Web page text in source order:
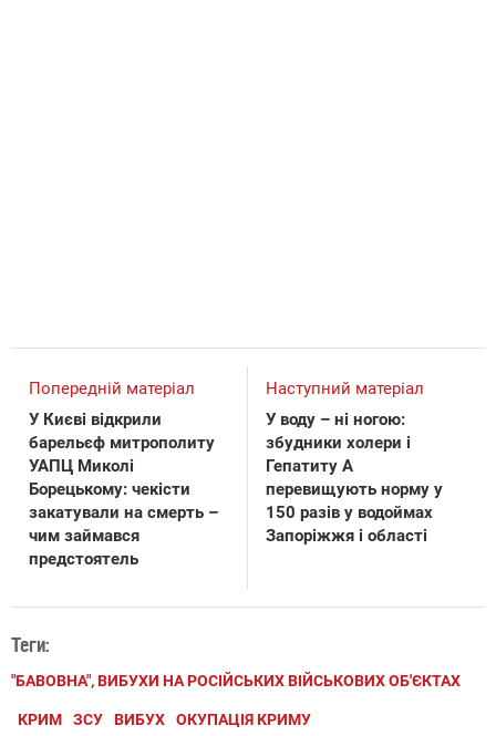
Попередній матеріал
У Києві відкрили
барельєф митрополиту
УАПЦ Миколі
Борецькому: чекісти
закатували на смерть –
чим займався
предстоятель
Наступний матеріал
У воду – ні ногою:
збудники холери і
Гепатиту А
перевищують норму у
150 разів у водоймах
Запоріжжя і області
Теги:
"БАВОВНА", ВИБУХИ НА РОСІЙСЬКИХ ВІЙСЬКОВИХ ОБ'ЄКТАХ
КРИМ ЗСУ ВИБУХ ОКУПАЦІЯ КРИМУ